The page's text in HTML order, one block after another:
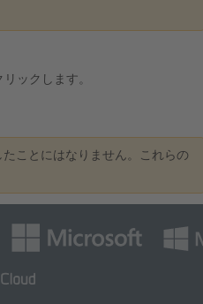
ックします。
ことにはなりません。これらの